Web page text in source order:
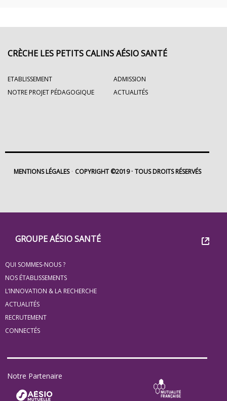
Groupe
Eovi
pour
les
minis
site
GROUPE AÉSIO SANTÉ
QUI SOMMES-NOUS ?
NOS ÉTABLISSEMENTS
L’INNOVATION & LA RECHERCHE
ACTUALITÉS
RECRUTEMENT
CONNECTÉS
Notre Partenaire
CRÈCHE LES PETITS CALINS AÉSIO SANTÉ
ETABLISSEMENT
ADMISSION
NOTRE PROJET PÉDAGOGIQUE
ACTUALITÉS
MENTIONS LÉGALES COPYRIGHT ©2019 TOUS DROITS RÉSERVÉS